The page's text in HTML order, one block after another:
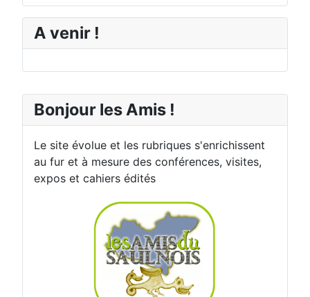
Bonjour les Amis !
Le site évolue et les rubriques s'enrichissent
au fur et à mesure des conférences, visites,
expos et cahiers édités
A venir !